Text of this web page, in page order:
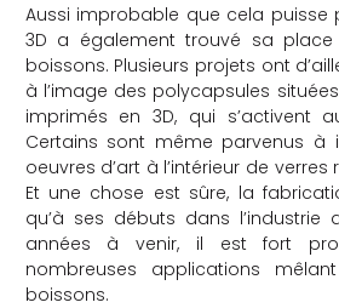
Aussi improbable que cela puisse
3D a également trouvé sa
boissons. Plusieurs projets ont
à l’image des polycapsules
imprimés en 3D, qui s’activent
Certains sont même parvenus à
oeuvres d’art à l’intérieur de verres
Et une chose est sûre, la
qu’à ses débuts dans l’industrie
années à venir, il est fort
nombreuses applications
boissons.